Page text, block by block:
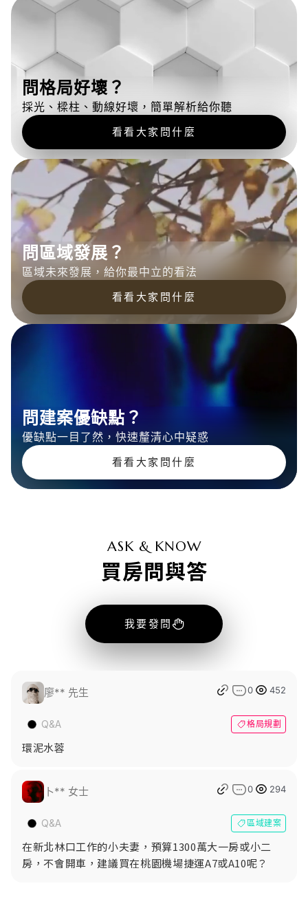
問格局好壞？
採光、樑柱、動線好壞 ， 簡單解析給你聽
看看大家問什麼
問區域發展？
區域未來發展 ， 給你最中立的看法
看看大家問什麼
問建案優缺點？
優缺點一目了然 ， 快速釐清心中疑惑
看看大家問什麼
ASK & KNOW
買房問與答
我要發問
廖** 先生
格局規劃
0 452
環泥水蓉
卜** 女士
區域建案
0 294
在新北林口工作的小夫妻，預算1300萬大一房或小二
房，不會開車，建議買在桃園機場捷運A7或A10呢？